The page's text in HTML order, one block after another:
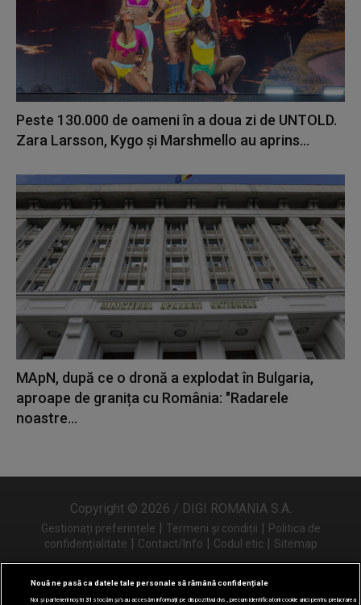
Peste 130.000 de oameni în a doua zi de UNTOLD.
Zara Larsson, Kygo și Marshmello au aprins...
MApN, după ce o dronă a explodat în Bulgaria,
aproape de granița cu România: "Radarele
noastre...
Copyright © 2026 / DIGI ROMANIA S.A.
Gestionați preferințele | Termeni și condiții | Politica de
confidențialitate | Contact/Info | Codul etic | Sitemap
Nouă ne pasă ca datele tale personale să rămână confidențiale
Noi și partenerii noștri31 stocăm și/sau accesăm informații pe dispozitivul dvs., precum identificatorii cookie unici pentru prelucrarea